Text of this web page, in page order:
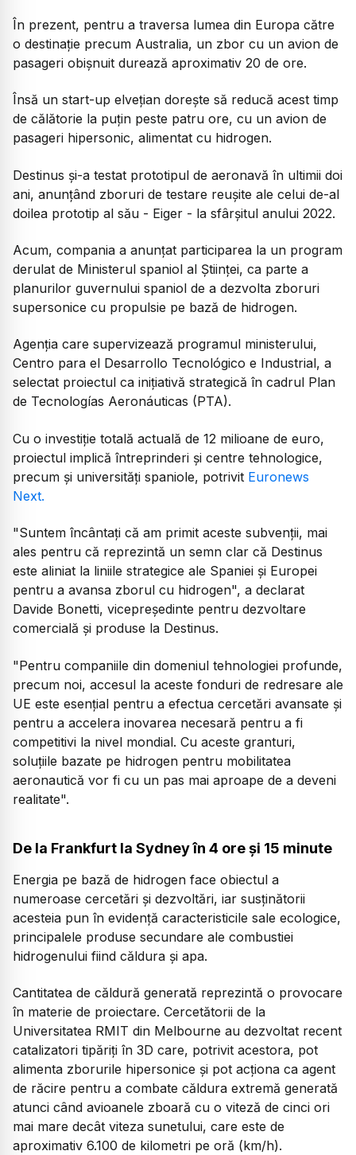
În prezent, pentru a traversa lumea din Europa către
o destinație precum Australia, un zbor cu un avion de
pasageri obișnuit durează aproximativ 20 de ore.
Însă un start-up elvețian dorește să reducă acest timp
de călătorie la puțin peste patru ore, cu un avion de
pasageri hipersonic, alimentat cu hidrogen.
Destinus și-a testat prototipul de aeronavă în ultimii doi
ani, anunțând zboruri de testare reușite ale celui de-al
doilea prototip al său - Eiger - la sfârșitul anului 2022.
Acum, compania a anunțat participarea la un program
derulat de Ministerul spaniol al Științei, ca parte a
planurilor guvernului spaniol de a dezvolta zboruri
supersonice cu propulsie pe bază de hidrogen.
Agenția care supervizează programul ministerului,
Centro para el Desarrollo Tecnológico e Industrial, a
selectat proiectul ca inițiativă strategică în cadrul Plan
de Tecnologías Aeronáuticas (PTA).
Cu o investiție totală actuală de 12 milioane de euro,
proiectul implică întreprinderi și centre tehnologice,
precum și universități spaniole, potrivit Euronews
Next.
"Suntem încântați că am primit aceste subvenții, mai
ales pentru că reprezintă un semn clar că Destinus
este aliniat la liniile strategice ale Spaniei și Europei
pentru a avansa zborul cu hidrogen", a declarat
Davide Bonetti, vicepreședinte pentru dezvoltare
comercială și produse la Destinus.
"Pentru companiile din domeniul tehnologiei profunde,
precum noi, accesul la aceste fonduri de redresare ale
UE este esențial pentru a efectua cercetări avansate și
pentru a accelera inovarea necesară pentru a fi
competitivi la nivel mondial. Cu aceste granturi,
soluțiile bazate pe hidrogen pentru mobilitatea
aeronautică vor fi cu un pas mai aproape de a deveni
realitate".
De la Frankfurt la Sydney în 4 ore și 15 minute
Energia pe bază de hidrogen face obiectul a
numeroase cercetări și dezvoltări, iar susținătorii
acesteia pun în evidență caracteristicile sale ecologice,
principalele produse secundare ale combustiei
hidrogenului fiind căldura și apa.
Cantitatea de căldură generată reprezintă o provocare
în materie de proiectare. Cercetătorii de la
Universitatea RMIT din Melbourne au dezvoltat recent
catalizatori tipăriți în 3D care, potrivit acestora, pot
alimenta zborurile hipersonice și pot acționa ca agent
de răcire pentru a combate căldura extremă generată
atunci când avioanele zboară cu o viteză de cinci ori
mai mare decât viteza sunetului, care este de
aproximativ 6.100 de kilometri pe oră (km/h).